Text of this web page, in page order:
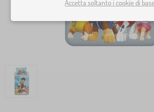
Accetta soltanto i cookie di